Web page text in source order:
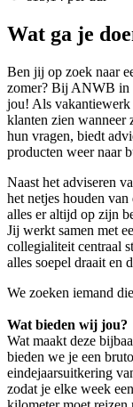
Wat ga je
Ben jij op zoek naar
zomer? Bij ANWB in
jou! Als vakantiewerk
klanten zien wanneer
hun vragen, biedt
producten weer naar
Naast het adviseren
het netjes houden
alles er altijd op zijn
Jij werkt samen met
collegialiteit centraal
alles soepel draait en
We zoeken iemand
Wat bieden wij jou?
Wat maakt deze
bieden we je een
eindejaarsuitkering
zodat je elke week